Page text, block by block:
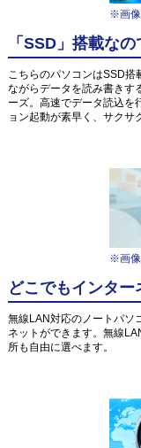
※画像
「SSD」搭載な
こちらのパソコンはSSD
ながらデータを読み書きす
ーズ。高速でデータ読込を
ョン起動が素早く、サクサ
※画像
どこでもインタ
無線LAN対応のノートパソ
ネットができます。無線
所も自由に選べます。